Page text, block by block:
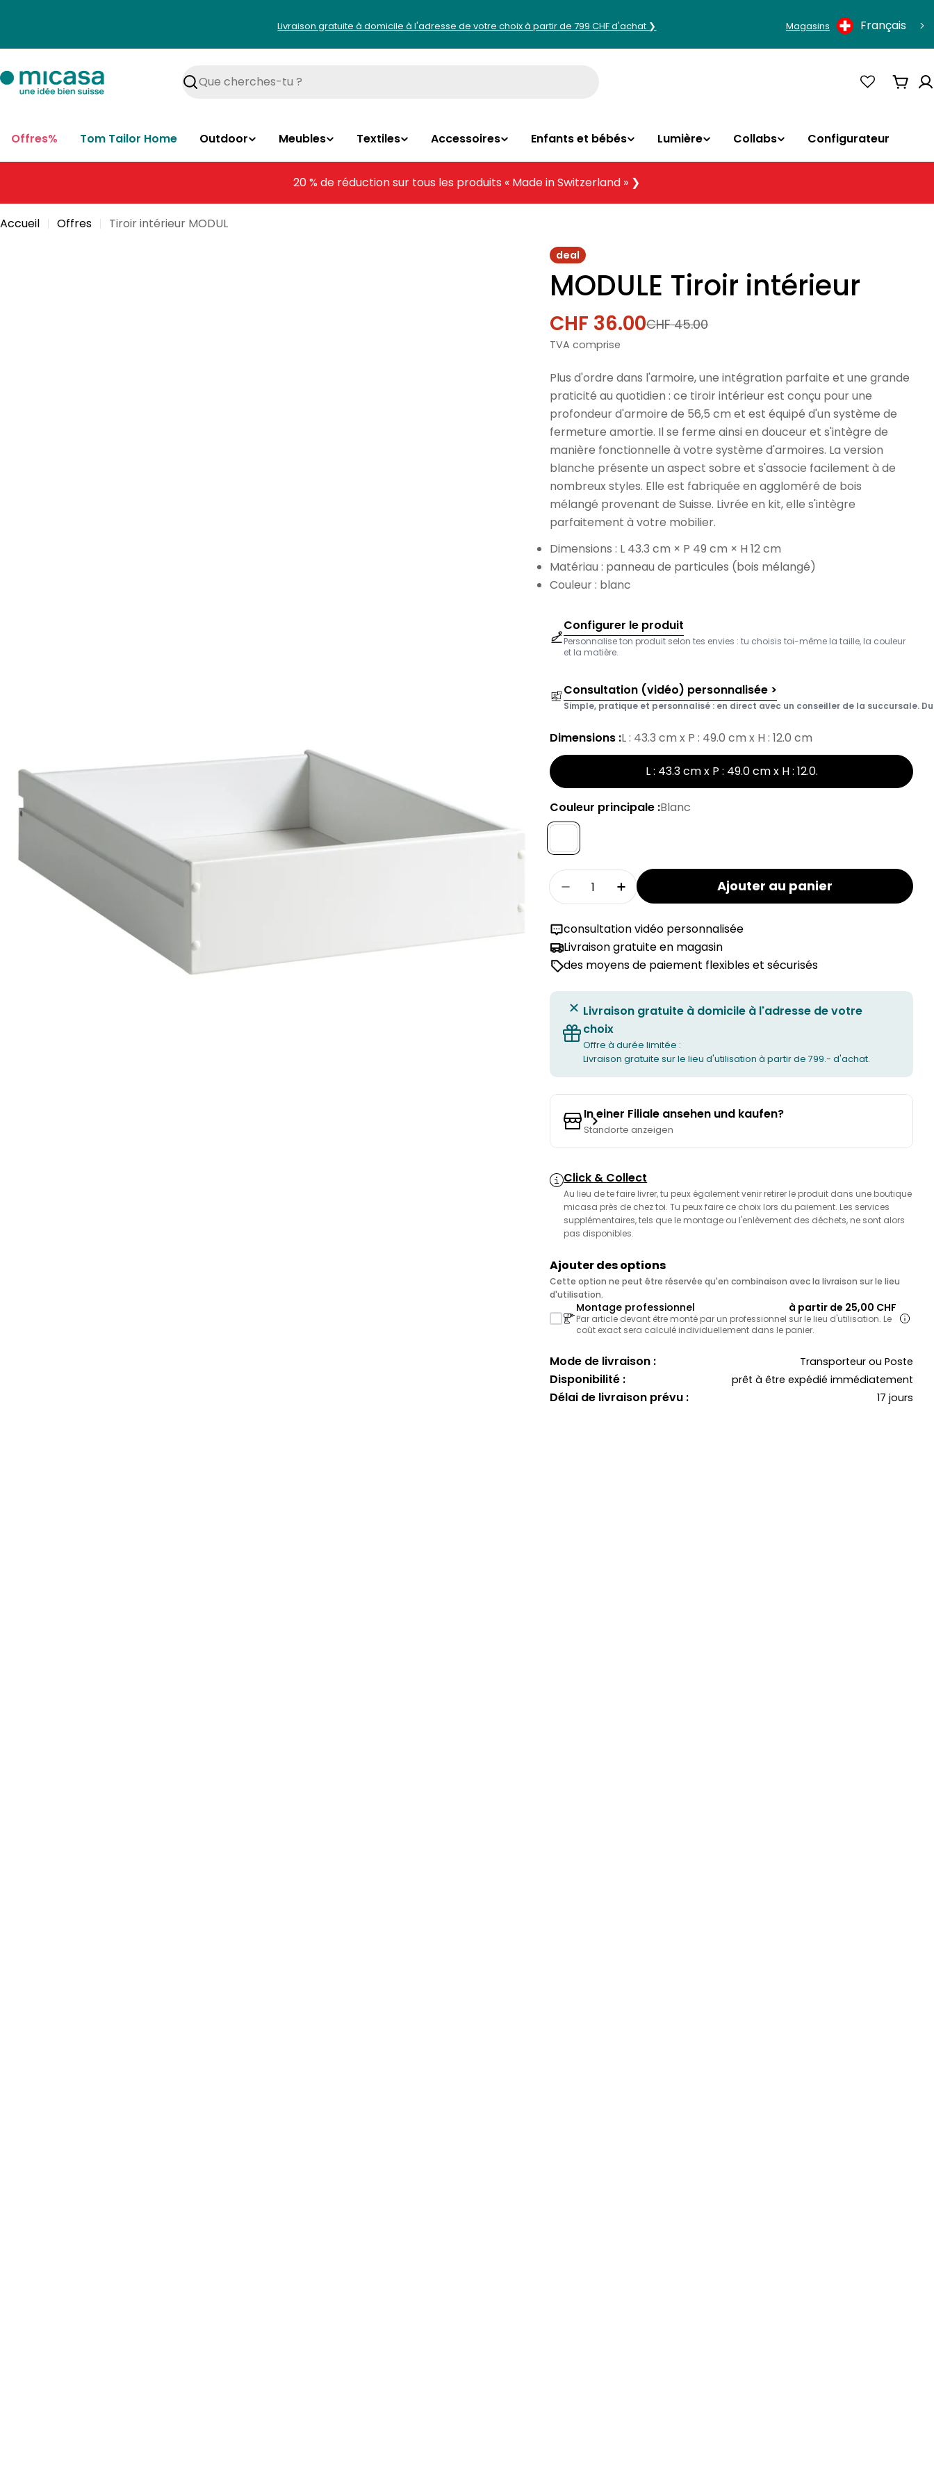
Livraison gratuite à domicile à l'adresse de votre choix à partir de 799 CHF d'achat ❯ Magasins Français
Rechercher Panier
Offres% Tom Tailor Home Outdoor Meubles Textiles Accessoires Enfants et bébés Lumière Collabs Configurateur
20 % de réduction sur tous les produits « Made in Switzerland » ❯
Accueil Offres Tiroir intérieur MODUL
deal
MODULE Tiroir intérieur
Prix
de
vente
CHF 36.00
Prix
normal
CHF 45.00
TVA comprise
Plus d'ordre dans l'armoire, une intégration parfaite et une grande
praticité au quotidien : ce tiroir intérieur est conçu pour une
profondeur d'armoire de 56,5 cm et est équipé d'un système de
fermeture amortie. Il se ferme ainsi en douceur et s'intègre de
manière fonctionnelle à votre système d'armoires. La version
blanche présente un aspect sobre et s'associe facilement à de
nombreux styles. Elle est fabriquée en aggloméré de bois
mélangé provenant de Suisse. Livrée en kit, elle s'intègre
parfaitement à votre mobilier.
Dimensions : L 43.3 cm × P 49 cm × H 12 cm
Matériau : panneau de particules (bois mélangé)
Couleur : blanc
Configurer le produit
Personnalise ton produit selon tes envies : tu choisis toi-même la taille, la couleur
et la matière.
Consultation (vidéo) personnalisée >
Simple, pratique et personnalisé : en direct avec un conseiller de la succursale. Du
Dimensions :L : 43.3 cm x P : 49.0 cm x H : 12.0 cm
L : 43.3 cm x P : 49.0 cm x H : 12.0.
Couleur principale :Blanc
Quantité
Réduire la quantité pour le tiroir intérieur MODUL
Augmenter la quantité pour le tiroir intérieur
Ajouter au panier
consultation vidéo personnalisée
Livraison gratuite en magasin
des moyens de paiement flexibles et sécurisés
Livraison gratuite à domicile à l'adresse de votre
choix
Offre à durée limitée :
Livraison gratuite sur le lieu d'utilisation à partir de 799.- d'achat.
In einer Filiale ansehen und kaufen?
Standorte anzeigen
Click & Collect
Au lieu de te faire livrer, tu peux également venir retirer le produit dans une boutique
micasa près de chez toi. Tu peux faire ce choix lors du paiement. Les services
supplémentaires, tels que le montage ou l'enlèvement des déchets, ne sont alors
pas disponibles.
Ajouter des options
Cette option ne peut être réservée qu'en combinaison avec la livraison sur le lieu
d'utilisation.
Montage professionnel à partir de 25,00 CHF
Par article devant être monté par un professionnel sur le lieu d'utilisation. Le
coût exact sera calculé individuellement dans le panier.
Mode de livraison : Transporteur ou Poste
Disponibilité : prêt à être expédié immédiatement
Délai de livraison prévu : 17 jours